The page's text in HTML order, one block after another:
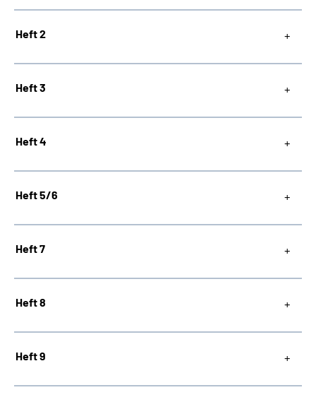
Heft 2
Heft 3
Heft 4
Heft 5/6
Heft 7
Heft 8
Heft 9